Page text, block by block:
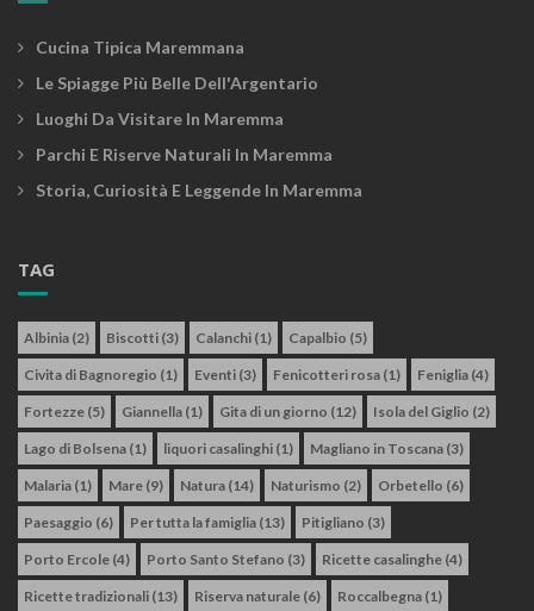
Cucina Tipica Maremmana
Le Spiagge Più Belle Dell'Argentario
Luoghi Da Visitare In Maremma
Parchi E Riserve Naturali In Maremma
Storia, Curiosità E Leggende In Maremma
TAG
Albinia (2) Biscotti (3) Calanchi (1) Capalbio (5)
Civita di Bagnoregio (1) Eventi (3) Fenicotteri rosa (1) Feniglia (4)
Fortezze (5) Giannella (1) Gita di un giorno (12) Isola del Giglio (2)
Lago di Bolsena (1) liquori casalinghi (1) Magliano in Toscana (3)
Malaria (1) Mare (9) Natura (14) Naturismo (2) Orbetello (6)
Paesaggio (6) Per tutta la famiglia (13) Pitigliano (3)
Porto Ercole (4) Porto Santo Stefano (3) Ricette casalinghe (4)
Ricette tradizionali (13) Riserva naturale (6) Roccalbegna (1)